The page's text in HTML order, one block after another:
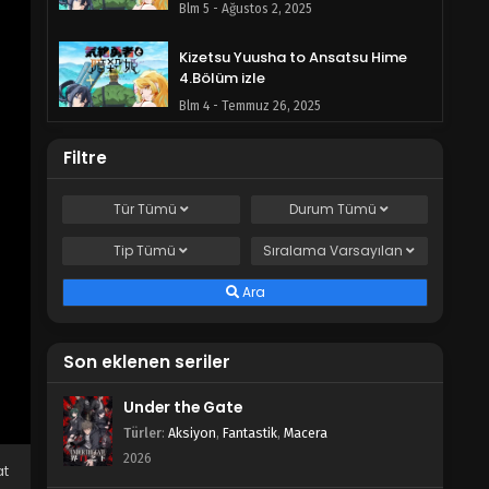
Blm 5 - Ağustos 2, 2025
Kizetsu Yuusha to Ansatsu Hime
4.Bölüm izle
Blm 4 - Temmuz 26, 2025
Blm 3 - Temmuz 19, 2025
Kizetsu Yuusha to Ansatsu Hime
Blm 2 - Temmuz 12, 2025
Kizetsu Yuusha to Ansatsu Hime
1.Bölüm izle
Blm 1 - Temmuz 5, 2025
Filtre
TürTümü DurumTümü
TipTümü SıralamaVarsayılan
Ara
Son eklenen seriler
Under the Gate
Türler: Aksiyon, Fantastik, Macera
2026